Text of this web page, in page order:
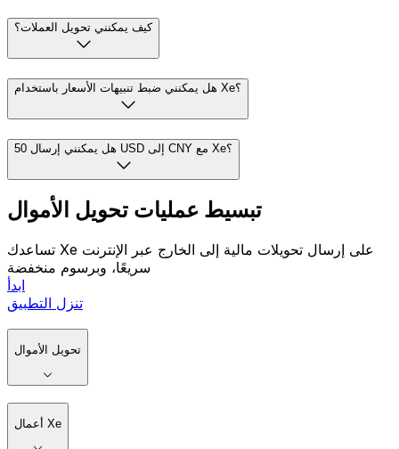
كيف يمكنني تحويل العملات؟
هل يمكنني ضبط تنبيهات الأسعار باستخدام Xe؟
هل يمكنني إرسال 50 USD إلى CNY مع Xe؟
تبسيط عمليات تحويل الأموال
تساعدك Xe على إرسال تحويلات مالية إلى الخارج عبر الإنترنت
سريعًا، وبرسوم منخفضة
ابدأ
تنزل التطبيق
تحويل الأموال
أعمال Xe